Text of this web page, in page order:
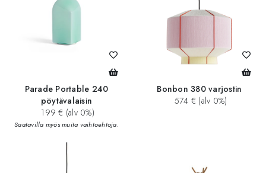
Parade Portable 240
pöytävalaisin
199 € (alv 0%)
Saatavilla myös muita vaihtoehtoja.
Bonbon 380 varjostin
574 € (alv 0%)